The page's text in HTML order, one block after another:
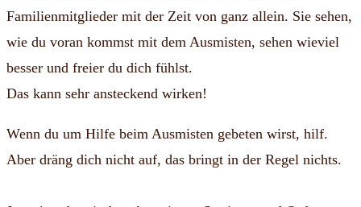
Familienmitglieder mit der Zeit von ganz allein. Sie sehen,
wie du voran kommst mit dem Ausmisten, sehen wieviel
besser und freier du dich fühlst.
Das kann sehr ansteckend wirken!
Wenn du um Hilfe beim Ausmisten gebeten wirst, hilf.
Aber dräng dich nicht auf, das bringt in der Regel nichts.